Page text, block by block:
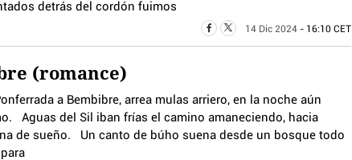
detrás del cordón fuimos
14 Dic 2024 - 16:10 CET
(romance)
a Bembibre, arrea mulas arriero, en la noche aún
Aguas del Sil iban frías el camino amaneciendo, hacia
de sueño. Un canto de búho suena desde un bosque todo